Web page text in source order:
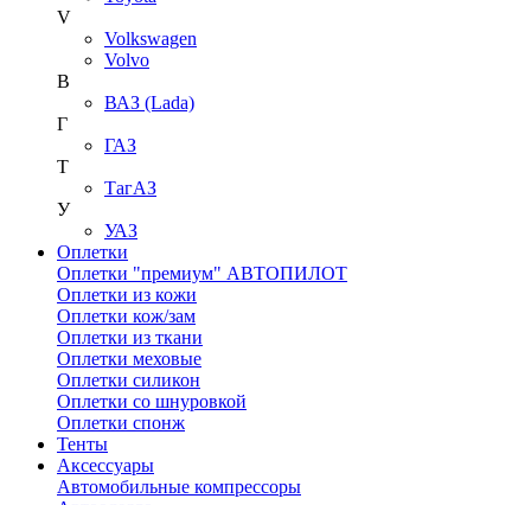
V
Volkswagen
Volvo
В
ВАЗ (Lada)
Г
ГАЗ
Т
ТагАЗ
У
УАЗ
Оплетки
Оплетки "премиум" АВТОПИЛОТ
Оплетки из кожи
Оплетки кож/зам
Оплетки из ткани
Оплетки меховые
Оплетки силикон
Оплетки со шнуровкой
Оплетки спонж
Тенты
Аксессуары
Автомобильные компрессоры